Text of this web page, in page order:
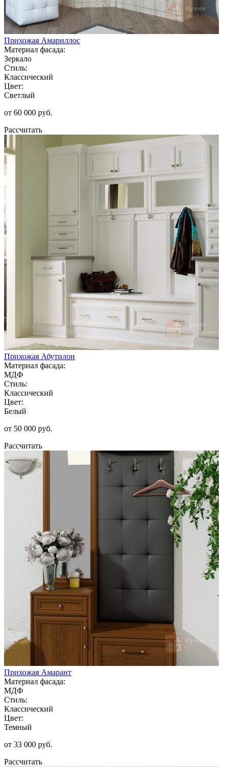
Прихожая Амариллос
Материал фасада:
Зеркало
Стиль:
Классический
Цвет:
Светлый
от 60 000 руб.
Рассчитать
Прихожая Абутилон
Материал фасада:
МДФ
Стиль:
Классический
Цвет:
Белый
от 50 000 руб.
Рассчитать
Прихожая Амарант
Материал фасада:
МДФ
Стиль:
Классический
Цвет:
Темный
от 33 000 руб.
Рассчитать